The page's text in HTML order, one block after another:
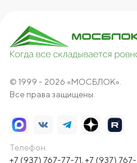
© 1999 - 2026 «МОСБЛОК».
Все права защищены.
Телефон:
+7 (937) 767-77-71 +7 (937)